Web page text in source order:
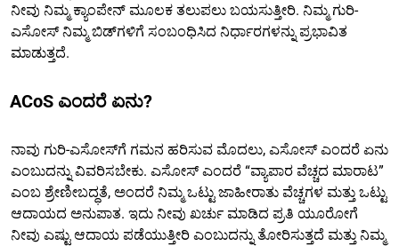
ನೀವು ನಿಮ್ಮ ಕ್ಯಾಂಪೇನ್ ಮೂಲಕ ತಲುಪಲು ಬಯಸುತ್ತೀರಿ. ನಿಮ್ಮ ಗುರಿ-
ಎಸೋಸ್ ನಿಮ್ಮ ಬಿಡ್‌ಗಳಿಗೆ ಸಂಬಂಧಿಸಿದ ನಿರ್ಧಾರಗಳನ್ನು ಪ್ರಭಾವಿತ
ಮಾಡುತ್ತದೆ.
ACoS ಎಂದರೆ ಏನು?
ನಾವು ಗುರಿ-ಎಸೋಸ್‌ಗೆ ಗಮನ ಹರಿಸುವ ಮೊದಲು, ಎಸೋಸ್ ಎಂದರೆ ಏನು
ಎಂಬುದನ್ನು ವಿವರಿಸಬೇಕು. ಎಸೋಸ್ ಎಂದರೆ “ವ್ಯಾಪಾರ ವೆಚ್ಚದ ಮಾರಾಟ”
ಎಂಬ ಶ್ರೇಣೀಬದ್ಧತೆ, ಅಂದರೆ ನಿಮ್ಮ ಒಟ್ಟು ಜಾಹೀರಾತು ವೆಚ್ಚಗಳ ಮತ್ತು ಒಟ್ಟು
ಆದಾಯದ ಅನುಪಾತ. ಇದು ನೀವು ಖರ್ಚು ಮಾಡಿದ ಪ್ರತಿ ಯೂರೋಗೆ
ನೀವು ಎಷ್ಟು ಆದಾಯ ಪಡೆಯುತ್ತೀರಿ ಎಂಬುದನ್ನು ತೋರಿಸುತ್ತದೆ ಮತ್ತು ನಿಮ್ಮ